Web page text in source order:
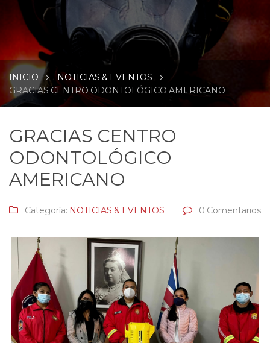
INICIO
NOTICIAS & EVENTOS
GRACIAS CENTRO ODONTOLÓGICO AMERICANO
GRACIAS CENTRO
ODONTOLÓGICO
AMERICANO
Categoría: NOTICIAS & EVENTOS 0 Comentarios